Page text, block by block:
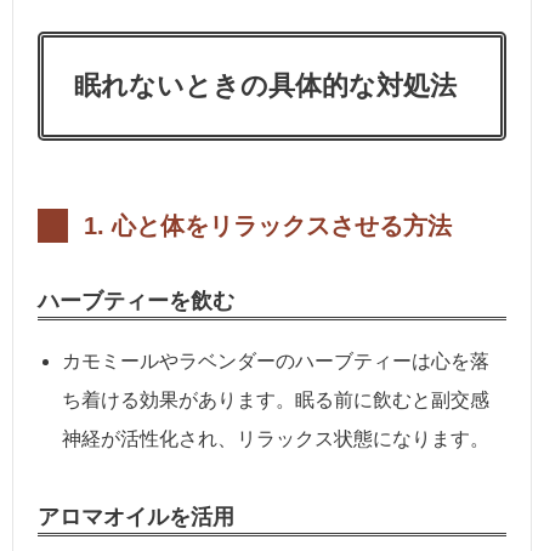
眠れないときの具体的な対処法
1.心と体をリラックスさせる方法
ハーブティーを飲む
カモミールやラベンダーのハーブティーは心を落
ち着ける効果があります。眠る前に飲むと副交感
神経が活性化され、リラックス状態になります。
アロマオイルを活用